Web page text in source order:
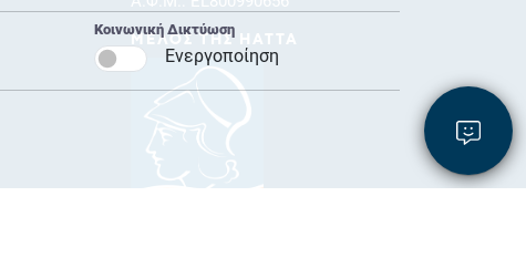
ΜΕΛΟΣ ΤΗΣ HATTA
Κοινωνική Δικτύωση
Ενεργοποίηση